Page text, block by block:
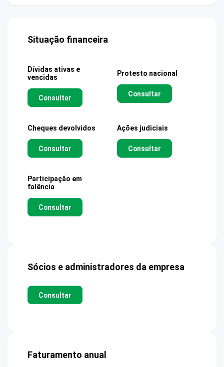
Situação financeira
Dívidas ativas e
vencidas
Consultar
Protesto nacional
Consultar
Cheques devolvidos
Consultar
Ações judiciais
Consultar
Participação em
falência
Consultar
Sócios e administradores da empresa
Consultar
Faturamento anual